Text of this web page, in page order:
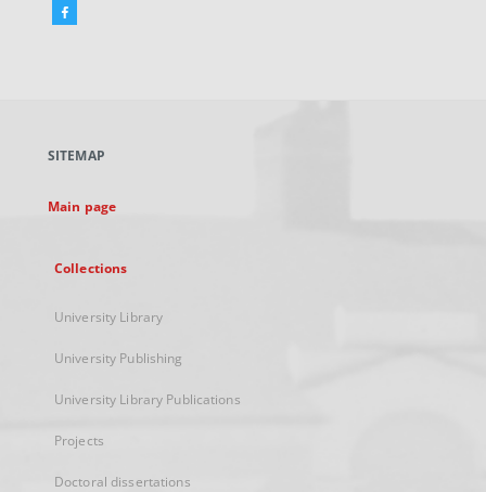
Facebook
new
SITEMAP
Main page
Collections
University Library
University Publishing
University Library Publications
Projects
Doctoral dissertations